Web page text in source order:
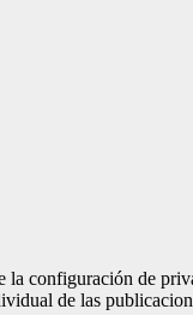
configuración de
de las